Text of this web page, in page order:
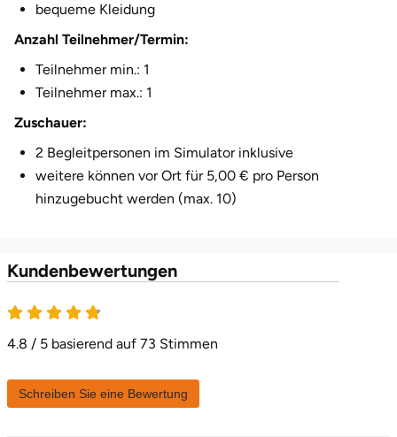
bequeme Kleidung
Anzahl Teilnehmer/Termin:
Teilnehmer min.: 1
Teilnehmer max.: 1
Zuschauer:
2 Begleitpersonen im Simulator inklusive
weitere können vor Ort für 5,00 € pro Person
hinzugebucht werden (max. 10)
Kundenbewertungen
4.8 / 5 basierend auf 73 Stimmen
Schreiben Sie eine Bewertung
Herzogenaurach
Herzogtum Lauenburg
Homburg
Horb am Neckar
Jena
Jerichower Land